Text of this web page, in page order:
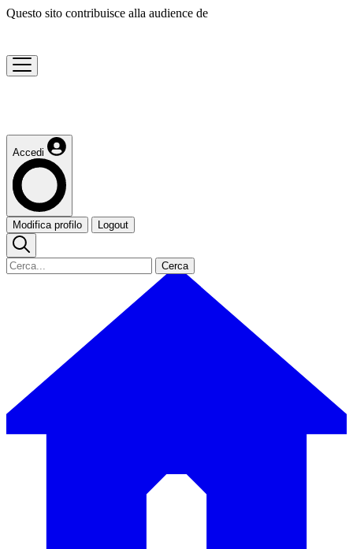
Questo sito contribuisce alla audience de
Accedi
Modifica profilo Logout
Cerca